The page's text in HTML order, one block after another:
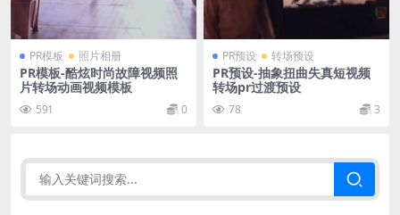
PR模板 照片相册
PR模板-酷炫时尚故障视频照
片转场动画视频模板
591 0
PR预设 转场预设
PR预设-抽象扭曲失真短视频
转场pr过渡预设
78 3